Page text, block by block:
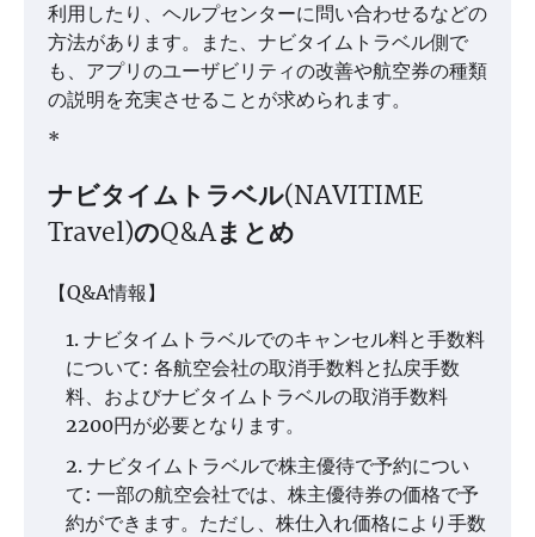
利用したり、ヘルプセンターに問い合わせるなどの
方法があります。また、ナビタイムトラベル側で
も、アプリのユーザビリティの改善や航空券の種類
の説明を充実させることが求められます。
*
ナビタイムトラベル(NAVITIME
Travel)のQ&Aまとめ
【Q&A情報】
ナビタイムトラベルでのキャンセル料と手数料
について: 各航空会社の取消手数料と払戻手数
料、およびナビタイムトラベルの取消手数料
2200円が必要となります。
ナビタイムトラベルで株主優待で予約につい
て: 一部の航空会社では、株主優待券の価格で予
約ができます。ただし、株仕入れ価格により手数